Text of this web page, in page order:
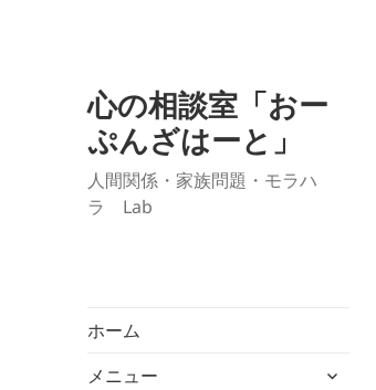
心の相談室「おー
ぷんざはーと」
人間関係・家族問題・モラハ
ラ Lab
ホーム
メニュー
サ